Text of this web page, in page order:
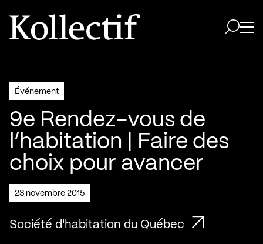
Aller à la page d'accueil
Logo Kollectif
Événement
9e Rendez-vous de
l’habitation | Faire des
choix pour avancer
23 novembre 2015
Société d'habitation du Québec